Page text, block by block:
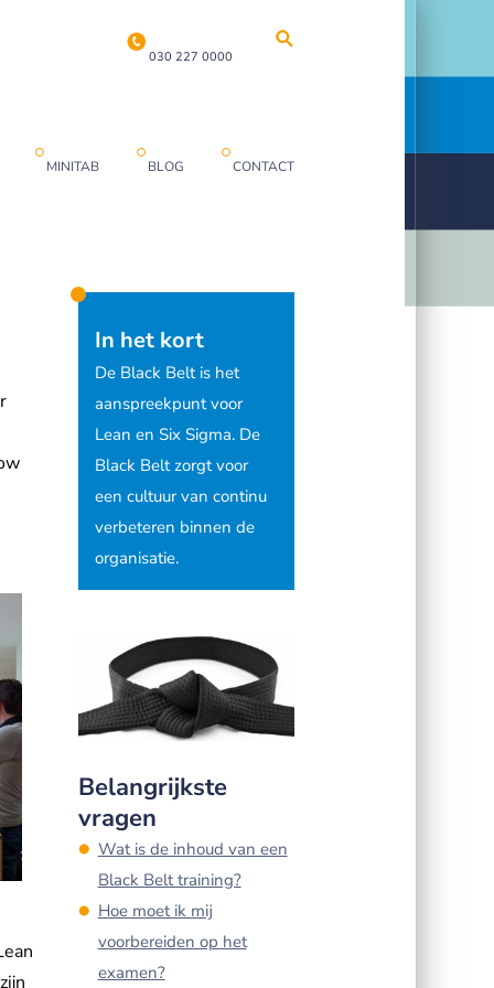
030 227 0000
MINITAB BLOG CONTACT
In het kort
De Black Belt is het
aanspreekpunt voor
Lean en Six Sigma. De
Black Belt zorgt voor
een cultuur van continu
verbeteren binnen de
organisatie.
Belangrijkste
vragen
Wat is de inhoud van een
Black Belt training?
Hoe moet ik mij
voorbereiden op het
examen?